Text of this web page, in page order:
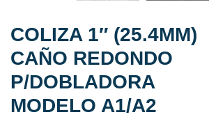
COLIZA 1″ (25.4MM)
CAÑO REDONDO
P/DOBLADORA
MODELO A1/A2